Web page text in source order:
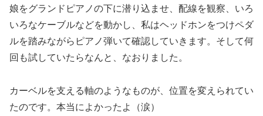
娘をグランドピアノの下に潜り込ませ、配線を観察、いろ
いろなケーブルなどを動かし、私はヘッドホンをつけペダ
ルを踏みながらピアノ弾いて確認していきます。そして何
回も試していたらなんと、なおりました。
カーベルを支える軸のようなものが、位置を変えられてい
たのです。本当によかったよ（涙）